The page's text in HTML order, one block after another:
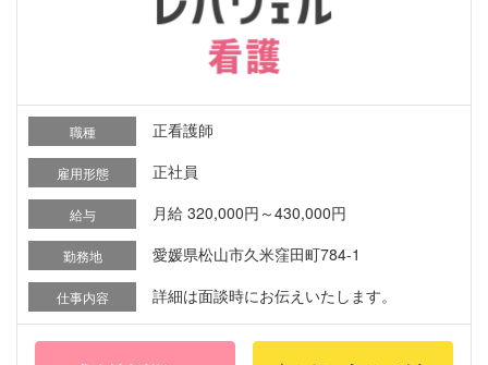
職種 正看護師
雇用形態 正社員
給与 月給 320,000円～430,000円
勤務地 愛媛県松山市久米窪田町784-1
仕事内容 詳細は面談時にお伝えいたします。